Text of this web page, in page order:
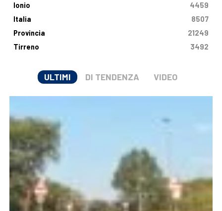
Ionio
4459
Italia
8507
Provincia
21249
Tirreno
3492
ULTIMI DI TENDENZA VIDEO